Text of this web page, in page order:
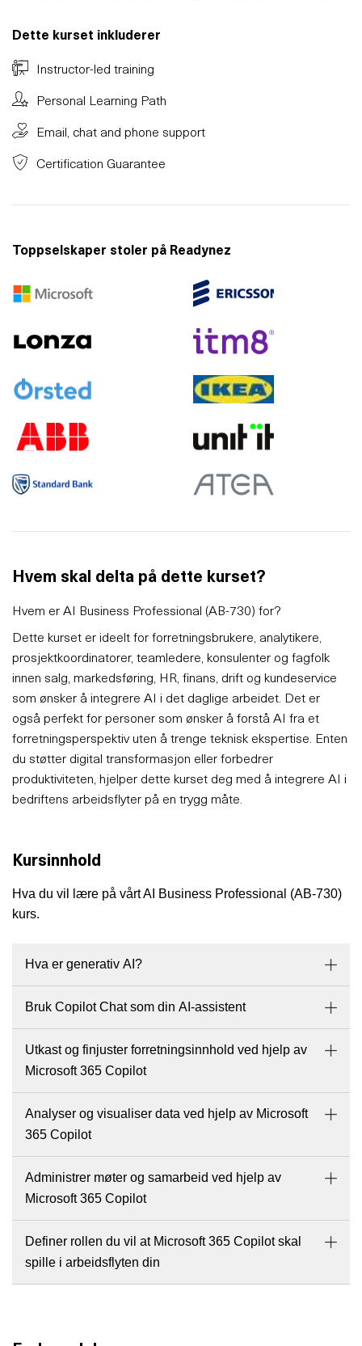
Dette kurset inkluderer
Instructor-led training
Personal Learning Path
Email, chat and phone support
Certification Guarantee
Toppselskaper stoler på Readynez
Hvem skal delta på dette kurset?
Hvem er AI Business Professional (AB-730) for?
Dette kurset er ideelt for forretningsbrukere, analytikere,
prosjektkoordinatorer, teamledere, konsulenter og fagfolk
innen salg, markedsføring, HR, finans, drift og kundeservice
som ønsker å integrere AI i det daglige arbeidet. Det er
også perfekt for personer som ønsker å forstå AI fra et
forretningsperspektiv uten å trenge teknisk ekspertise. Enten
du støtter digital transformasjon eller forbedrer
produktiviteten, hjelper dette kurset deg med å integrere AI i
bedriftens arbeidsflyter på en trygg måte.
Kursinnhold
Hva du vil lære på vårt AI Business Professional (AB-730)
kurs.
Hva er generativ AI?
Bruk Copilot Chat som din AI-assistent
Utkast og finjuster forretningsinnhold ved hjelp av
Microsoft 365 Copilot
Analyser og visualiser data ved hjelp av Microsoft
365 Copilot
Administrer møter og samarbeid ved hjelp av
Microsoft 365 Copilot
Definer rollen du vil at Microsoft 365 Copilot skal
spille i arbeidsflyten din